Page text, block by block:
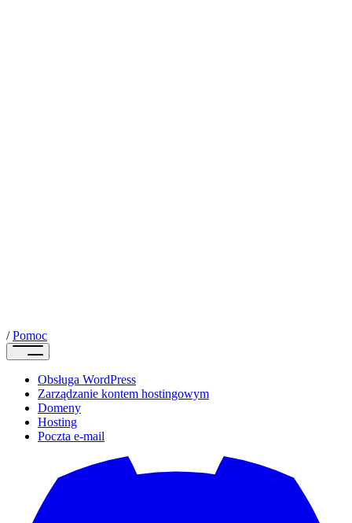
/ Pomoc
Obsługa WordPress
Zarządzanie kontem hostingowym
Domeny
Hosting
Poczta e-mail